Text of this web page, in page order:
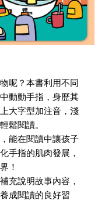
呢？本書利用不同
動動手指，身歷其
大字型加注音，淺
鬆閱讀。
能在閱讀中讓孩子
手指的肌肉發展，
！
充說明故事內容，
成閱讀的良好習